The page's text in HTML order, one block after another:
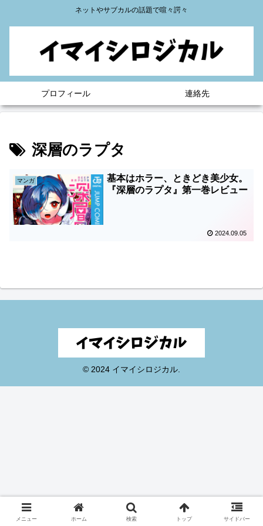
ネットやサブカルの話題で喧々諤々
プロフィール 連絡先
深層のラプタ
マンガ
基本はホラー、ときどき美少女。
『深層のラプタ』第一巻レビュー
2024.09.05
© 2024 イマイシロジカル.
メニュー ホーム 検索 トップ サイドバー